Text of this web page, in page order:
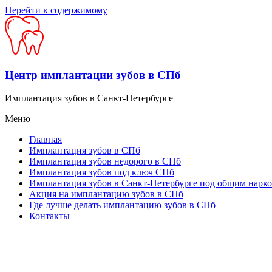
Перейти к содержимому
Центр имплантации зубов в СПб
Имплантация зубов в Санкт-Петербурге
Меню
Главная
Имплантация зубов в СПб
Имплантация зубов недорого в СПб
Имплантация зубов под ключ СПб
Имплантация зубов в Санкт-Петербурге под общим
Акция на имплантацию зубов в СПб
Где лучше делать имплантацию зубов в СПб
Контакты